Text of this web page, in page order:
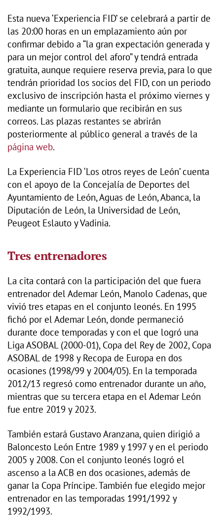
Esta nueva ‘Experiencia FID’ se celebrará a partir de
las 20:00 horas en un emplazamiento aún por
confirmar debido a “la gran expectación generada y
para un mejor control del aforo” y tendrá entrada
gratuita, aunque requiere reserva previa, para lo que
tendrán prioridad los socios del FID, con un periodo
exclusivo de inscripción hasta el próximo viernes y
mediante un formulario que recibirán en sus
correos. Las plazas restantes se abrirán
posteriormente al público general a través de la
página web.
La Experiencia FID ‘Los otros reyes de León’ cuenta
con el apoyo de la Concejalía de Deportes del
Ayuntamiento de León, Aguas de León, Abanca, la
Diputación de León, la Universidad de León,
Peugeot Eslauto y Vadinia.
Tres entrenadores
La cita contará con la participación del que fuera
entrenador del Ademar León, Manolo Cadenas, que
vivió tres etapas en el conjunto leonés. En 1995
fichó por el Ademar León, donde permaneció
durante doce temporadas y con el que logró una
Liga ASOBAL (2000-01), Copa del Rey de 2002, Copa
ASOBAL de 1998 y Recopa de Europa en dos
ocasiones (1998/99 y 2004/05). En la temporada
2012/13 regresó como entrenador durante un año,
mientras que su tercera etapa en el Ademar León
fue entre 2019 y 2023.
También estará Gustavo Aranzana, quien dirigió a
Baloncesto León Entre 1989 y 1997 y en el periodo
2005 y 2008. Con el conjunto leonés logró el
ascenso a la ACB en dos ocasiones, además de
ganar la Copa Príncipe. También fue elegido mejor
entrenador en las temporadas 1991/1992 y
1992/1993.